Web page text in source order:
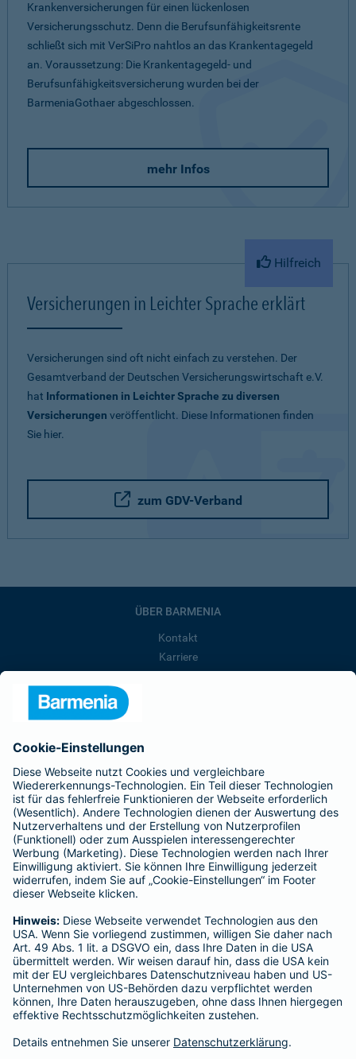
Krankenversicherungen für einen lückenlosen
Versicherungsschutz. Denn die Berufsunfähigkeitsrente
schließt sich mit VerSiPro nahtlos an das Krankentagegeld
an. Voraussetzung: Die Krankentagegeld- und
Berufsunfähigkeitsversicherung wurden bei der
BarmeniaGothaer abgeschlossen.
mehr Infos
Hilfreich
Versicherungen in Leichter Sprache erklärt
Versicherungen sind oft nicht einfach zu verstehen. Der
Gesamtverband der Deutschen Versicherungswirtschaft e.V.
hat Informationen in Leichter Sprache zu diversen
Versicherungen veröffentlicht. Diese Informationen finden
Sie hier.
zum GDV-Verband
ÜBER BARMENIA
Kontakt
Karriere
Barmenia ist Teil der BarmeniaGothaer
BELIEBTE SEITEN
Kranken-Zusatzversicherung
Tierversicherungen
Haftpflichtversicherung
Hausratversicherung
Adresse ändern
Schaden melden
Kilometerstandsmeldung
Serviceübersicht